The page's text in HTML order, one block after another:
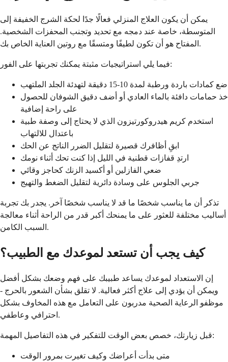
يمكن أن يكون العلاج المنزلي فعالًا جدًا لحكة الشرج الخفيفة إلى
المتوسطة، خاصة عند دمجه مع تحديد وتجنب المحفزات الشخصية.
المفتاح هو أن تكون لطيفًا ومتسقًا مع روتين العناية الخاص بك.
فيما يلي استراتيجيات مثبتة يمكنك تجربتها على الفور:
ضع كمادات باردة ورطبة لمدة 10-15 دقيقة لتهدئة الجلد الملتهب
خذ حمامات دافئة بالماء العادي أو أضف دقيق الشوفان للحصول
على راحة إضافية
استخدم كريم هيدروكورتيزون الذي لا يحتاج إلى وصفة طبية
باعتدال للالتهاب
ابقِ أظافرك قصيرة لتقليل الضرر الناتج عن الحك
ارتدِ قفازات قطنية في الليل إذا كنت تحك أثناء نومك
ضعي الفازلين أو أكسيد الزنك كحاجز وقائي
جربي الجلوس على وسادة دائرية لتقليل الضغط والتهيج
تذكر أن ما يناسب شخصًا ما قد لا يناسب شخصًا آخر. يجدر بك تجربة
أساليب مختلفة للعثور على ما يمنحك أكبر قدر من الراحة أثناء معالجة
السبب الكامن.
كيف يجب أن تستعد لموعدك مع الطبيب؟
إن الاستعداد لموعدك يساعد طبيبك على فهم وضعك بشكل أفضل
ويمكن أن يؤدي إلى علاج أكثر فعالية. لا تقلق بشأن الشعور بالحرج -
موظفو الرعاية الصحية مدربون على التعامل مع هذه المخاوف بشكل
احترافي وعاطفي.
قبل زيارتك، خصص بعض الوقت للتفكير في هذه التفاصيل المهمة:
متى بدأت أعراضك وكيف تغيرت بمرور الوقت